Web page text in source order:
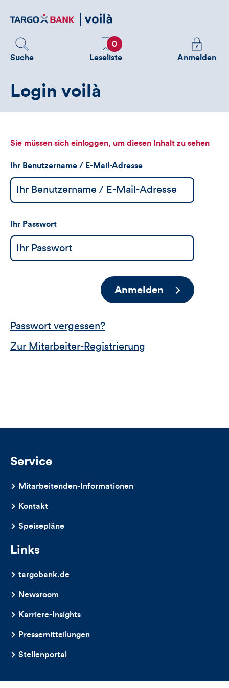
zum
Suche
Favoriten
0
Leseliste
Melden
Sie
sehen
Anmelden
Login voilà
Sie müssen sich einloggen, um diesen Inhalt zu sehen
Ihr Benutzername / E-Mail-Adresse
Ihr Passwort
Anmelden
Passwort vergessen?
Zur Mitarbeiter-Registrierung
Service
Mitarbeitenden-Informationen
Kontakt
Speisepläne
Links
targobank.de
Newsroom
Karriere-Insights
Pressemitteilungen
Stellenportal